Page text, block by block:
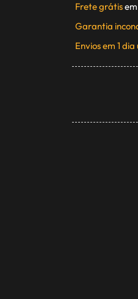
Frete grátis
Garantia
Envios em 1 dia